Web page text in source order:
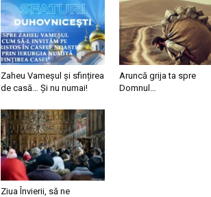
Zaheu Vameșul și sfințirea
de casă… Și nu numai!
Aruncă grija ta spre
Domnul…
Ziua Învierii, să ne